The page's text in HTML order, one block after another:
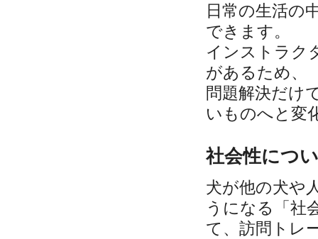
日常の生活の
できます。
インストラク
があるため、
問題解決だけ
いものへと変
社会性につ
犬が他の犬や
うになる「社
て、訪問トレ